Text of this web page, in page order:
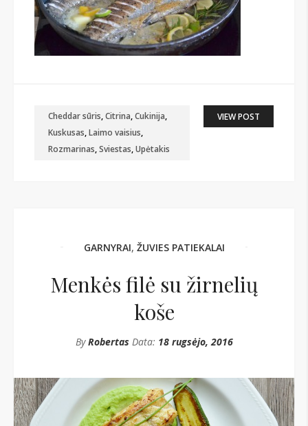
Cheddar sūris,Citrina,Cukinija,
Kuskusas,Laimo vaisius,
Rozmarinas,Sviestas,Upėtakis
VIEW POST
GARNYRAI, ŽUVIES PATIEKALAI
Menkės filė su žirnelių
koše
ByRobertas Data: 18 rugsėjo, 2016